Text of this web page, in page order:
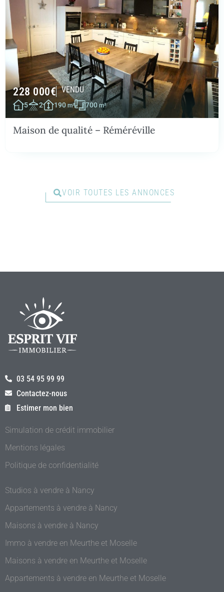
228 000€ VENDU
5 2 190 m² 700m²
Maison de qualité – Réméréville
VOIR TOUTES LES ANNONCES
03 54 95 99 99
Contactez-nous
Estimer mon bien
Simulation de crédit immobilier
Mentions légales
Politique de confidentialité
Studios à vendre à Nancy
Appartements à vendre à Nancy
Maisons à vendre à Nancy
Immo à vendre en Meurthe et Moselle
Maisons à vendre en Meurthe et Moselle
Appartements à vendre en Meurthe et Moselle